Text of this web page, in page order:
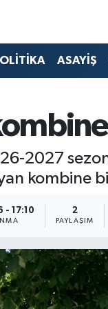
ASAYİŞ
2027
kombine
- 17:10 2
PAYLAŞIM